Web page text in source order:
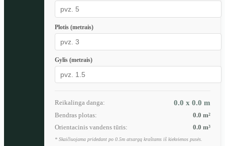
Plotis (metrais)
Gylis (metrais)
Reikalinga danga: 0.0 x 0.0 m
Bendras plotas: 0.0 m²
Orientacinis vandens tūris:
0.0 m³
* Skaičiuojama pridedant po 0.5m atsargą kraštams iš kiekvienos pusės.